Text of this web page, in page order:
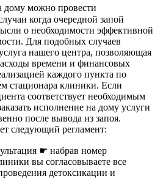
дому можно провести
когда очередной запой
о необходимости эффективной
Для подобных случаев
нашего центра, позволяющая
времени и финансовых
каждого пункта по
стационара клиники. Если
соответствует необходимым
исполнение на дому услуги
после вывода из запоя.
следующий регламент:
☛ набрав номер
вы согласовываете все
детоксикации и